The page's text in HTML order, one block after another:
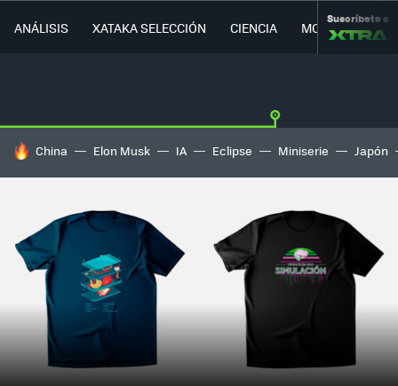
ANÁLISIS XATAKA SELECCIÓN CIENCIA MOVILIDAD
Suscríbete a
HOY SE HABLA DE
China Elon Musk IA Eclipse Miniserie Japón